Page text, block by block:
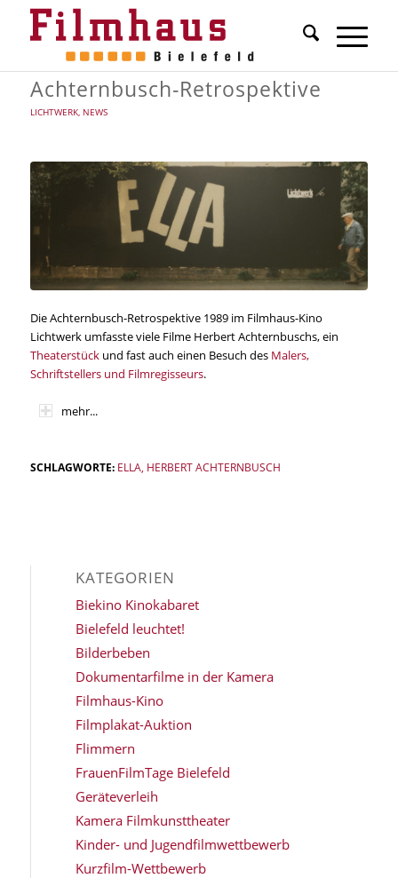
Achternbusch-Retrospektive
LICHTWERK, NEWS
Die Achternbusch-Retrospektive 1989 im Filmhaus-Kino
Lichtwerk umfasste viele Filme Herbert Achternbuschs, ein
Theaterstückund fast auch einen Besuch des Malers,
Schriftstellers und Filmregisseurs.
mehr...
SCHLAGWORTE: ELLA HERBERT ACHTERNBUSCH
KATEGORIEN
Biekino Kinokabaret
Bielefeld leuchtet!
Bilderbeben
Dokumentarfilme in der Kamera
Filmhaus-Kino
Filmplakat-Auktion
Flimmern
FrauenFilmTage Bielefeld
Geräteverleih
Kamera Filmkunsttheater
Kinder- und Jugendfilmwettbewerb
Kurzfilm-Wettbewerb